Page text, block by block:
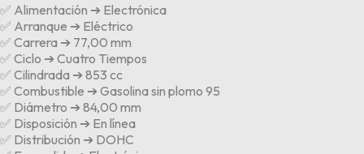
✅ Alimentación ➔ Electrónica
✅ Arranque ➔ Eléctrico
✅ Carrera ➔ 77,00 mm
✅ Ciclo ➔ Cuatro Tiempos
✅ Cilindrada ➔ 853 cc
✅ Combustible ➔ Gasolina sin plomo 95
✅ Diámetro ➔ 84,00 mm
✅ Disposición ➔ En línea
✅ Distribución ➔ DOHC